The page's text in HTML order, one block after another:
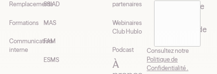
Remplacements
Formations
Communication
interne
SSIAD
MAS
FAM
ESMS
partenaires
Webinaires
Club Hublo
Podcast
À
J’accepte de
newsletter de
Consultez notre
Politique de
Confidentialité .